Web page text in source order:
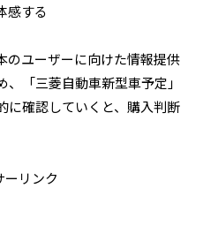
感する
のユーザーに向けた情報提供
「三菱自動車新型車予定」
に確認していくと、購入判断
ーリンク